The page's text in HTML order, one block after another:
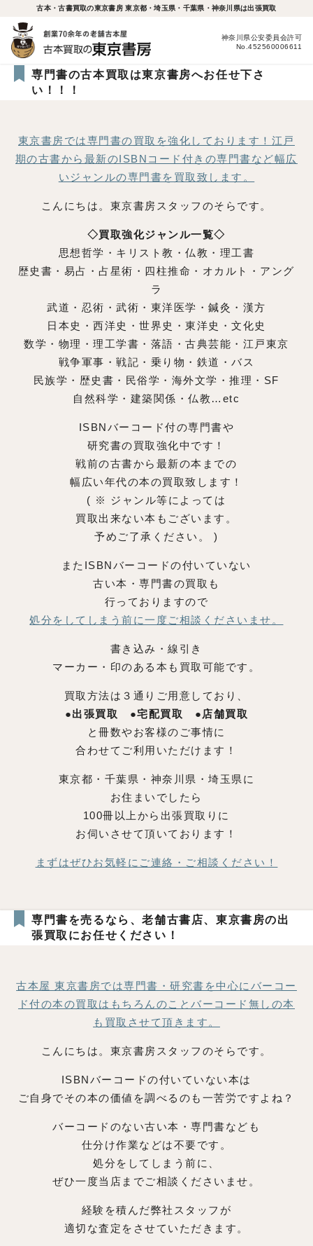
古本・古書買取の東京書房 東京都・埼玉県・千葉県・神奈川県は出張買取
神奈川県公安委員会許可
No.452560006611
専門書の古本買取は東京書房へお任せ下さ
い！！！
東京書房では専門書の買取を強化しております！江戸
期の古書から最新のISBNコード付きの専門書など幅広
いジャンルの専門書を買取致します。
こんにちは。東京書房スタッフのそらです。
◇買取強化ジャンル一覧◇
思想哲学・キリスト教・仏教・理工書
歴史書・易占・占星術・四柱推命・オカルト・アング
ラ
武道・忍術・武術・東洋医学・鍼灸・漢方
日本史・西洋史・世界史・東洋史・文化史
数学・物理・理工学書・落語・古典芸能・江戸東京
戦争軍事・戦記・乗り物・鉄道・バス
民族学・歴史書・民俗学・海外文学・推理・SF
自然科学・建築関係・仏教…etc
ISBNバーコード付の専門書や
研究書の買取強化中です！
戦前の古書から最新の本までの
幅広い年代の本の買取致します！
( ※ ジャンル等によっては
買取出来ない本もございます。
予めご了承ください。 )
またISBNバーコードの付いていない
古い本・専門書の買取も
行っておりますので
処分をしてしまう前に一度ご相談くださいませ 。
書き込み・線引き
マーカー・印のある本も買取可能です。
買取方法は３通りご用意しており、
●出張買取 ●宅配買取 ●店舗買取
と冊数やお客様のご事情に
合わせてご利用いただけます！
東京都・千葉県・神奈川県・埼玉県に
お住まいでしたら
100冊以上から出張買取りに
お伺いさせて頂いております！
まずはぜひお気軽にご連絡・ご相談ください！
専門書を売るなら、老舗古書店、東京書房の出
張買取にお任せください！
古本屋 東京書房では専門書・研究書を中心にバーコー
ド付の本の買取はもちろんのことバーコード無しの本
も買取させて頂きます。
こんにちは。東京書房スタッフのそらです。
ISBNバーコードの付いていない本は
ご自身でその本の価値を調べるのも一苦労ですよね？
バーコードのない古い本・専門書なども
仕分け作業などは不要です。
処分をしてしまう前に、
ぜひ一度当店までご相談くださいませ。
経験を積んだ弊社スタッフが
適切な査定をさせていただきます。